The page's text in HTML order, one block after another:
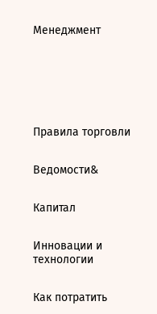
Менеджмент
Правила торговли
Ведомости&
Капитал
Инновации и
технологии
Как потратить